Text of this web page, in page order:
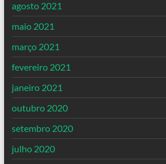
agosto 2021
maio 2021
março 2021
fevereiro 2021
janeiro 2021
outubro 2020
setembro 2020
julho 2020